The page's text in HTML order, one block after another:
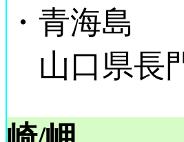
・青海島
山口県長